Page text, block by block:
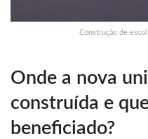
Construção de
Onde a nova
construída e
beneficiado?